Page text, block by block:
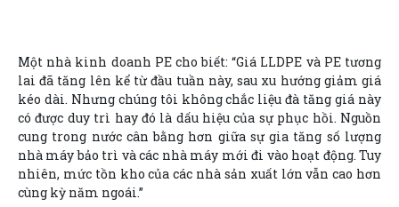
Một nhà kinh doanh PE cho biết: “Giá LLDPE và PE tương
lai đã tăng lên kể từ đầu tuần này, sau xu hướng giảm giá
kéo dài. Nhưng chúng tôi không chắc liệu đà tăng giá này
có được duy trì hay đó là dấu hiệu của sự phục hồi. Nguồn
cung trong nước cân bằng hơn giữa sự gia tăng số lượng
nhà máy bảo trì và các nhà máy mới đi vào hoạt động. Tuy
nhiên, mức tồn kho của các nhà sản xuất lớn vẫn cao hơn
cùng kỳ năm ngoái.”